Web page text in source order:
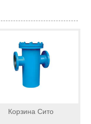
Корзина Сито